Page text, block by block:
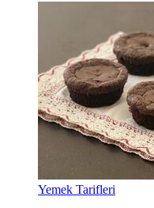
Yemek Tarifleri